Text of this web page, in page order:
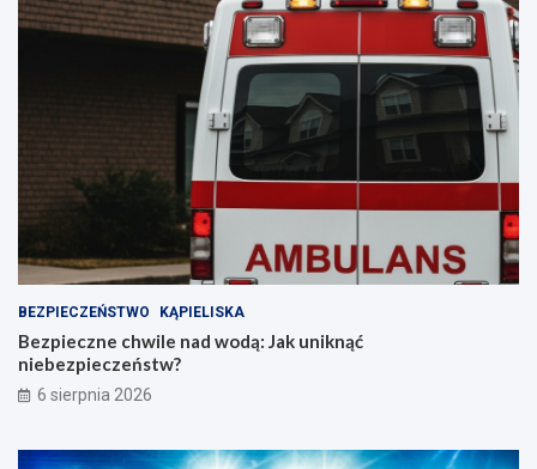
BEZPIECZEŃSTWO KĄPIELISKA
Bezpieczne chwile nad wodą: Jak uniknąć
niebezpieczeństw?
6 sierpnia 2026